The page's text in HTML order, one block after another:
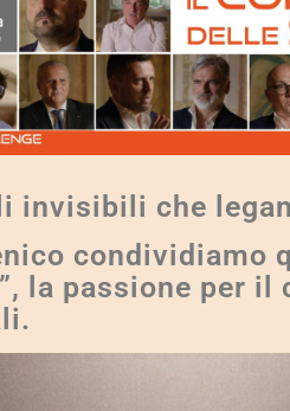
invisibili che
condividiamo
la passione per il